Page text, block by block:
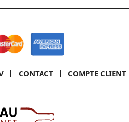
CONTACT COMPTE CLIENT